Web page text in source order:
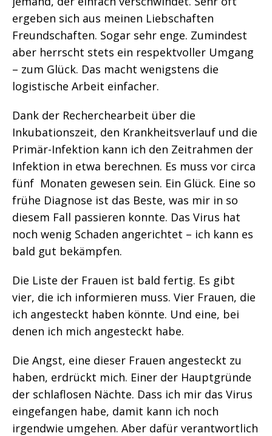
ergeben sich aus meinen Liebschaften
Freundschaften. Sogar sehr enge. Zumindest
aber herrscht stets ein respektvoller Umgang
– zum Glück. Das macht wenigstens die
logistische Arbeit einfacher.
Dank der Recherchearbeit über die
Inkubationszeit, den Krankheitsverlauf und die
Primär-Infektion kann ich den Zeitrahmen der
Infektion in etwa berechnen. Es muss vor circa
fünf Monaten gewesen sein. Ein Glück. Eine so
frühe Diagnose ist das Beste, was mir in so
diesem Fall passieren konnte. Das Virus hat
noch wenig Schaden angerichtet – ich kann es
bald gut bekämpfen.
Die Liste der Frauen ist bald fertig. Es gibt
vier, die ich informieren muss. Vier Frauen, die
ich angesteckt haben könnte. Und eine, bei
denen ich mich angesteckt habe.
Die Angst, eine dieser Frauen angesteckt zu
haben, erdrückt mich. Einer der Hauptgründe
der schlaflosen Nächte. Dass ich mir das Virus
eingefangen habe, damit kann ich noch
irgendwie umgehen. Aber dafür verantwortlich